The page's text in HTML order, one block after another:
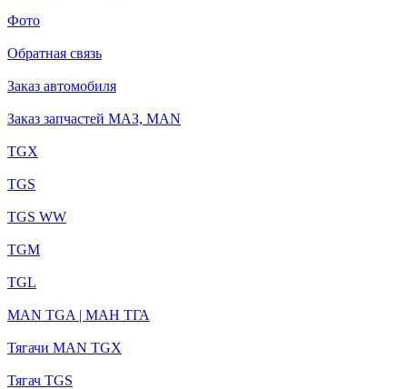
Фото
Обратная связь
Заказ автомобиля
Заказ запчастей МАЗ, MAN
TGX
TGS
TGS WW
TGM
TGL
MAN TGA | МАН ТГА
Тягачи MAN TGX
Тягач TGS